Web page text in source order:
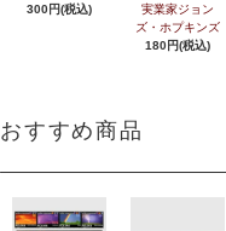
300円(税込)
実業家ジョン
ズ・ホプキンズ
180円(税込)
おすすめ商品